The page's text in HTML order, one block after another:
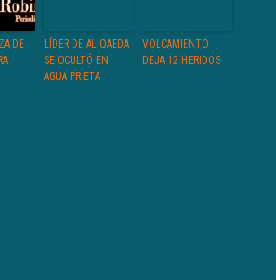
DE
LÍDER DE AL QAEDA
SE OCULTÓ EN
AGUA PRIETA
VOLCAMIENTO
DEJA 12 HERIDOS